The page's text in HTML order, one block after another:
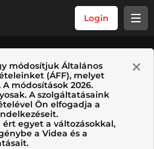
Login
módosítjuk Általános
(ÁFF), melyet
módosítások 2026.
A szolgáltatásaink
Ön elfogadja a
egyet a változásokkal,
a Videa és a